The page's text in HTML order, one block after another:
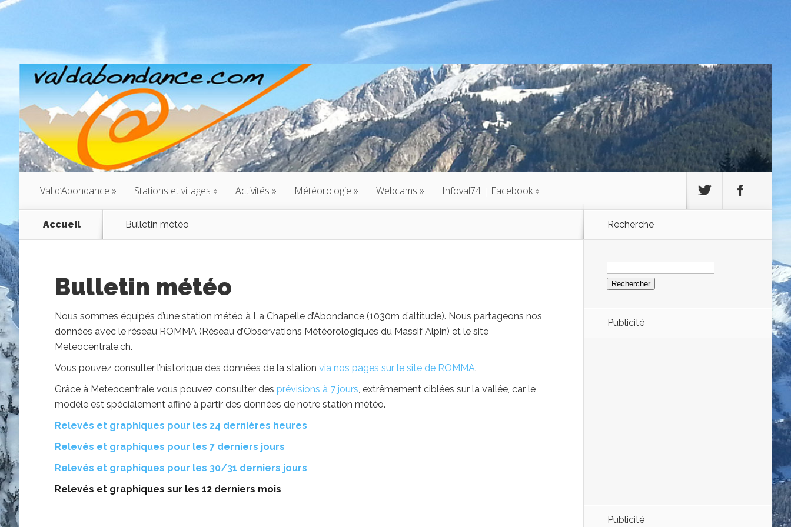
Val d’Abondance » Stations et villages » Activités » Météorologie » Webcams » Infoval74 | Facebook»
Accueil Bulletin météo
Bulletin météo
Nous sommes équipés d’une station météo à La Chapelle d’Abondance (1030m d’altitude). Nous partageons nos
données avec le réseau ROMMA (Réseau d’Observations Météorologiques du Massif Alpin) et le site
Meteocentrale.ch.
Vous pouvez consulter l’historique des données de la station via nos pages sur le site de ROMMA.
Grâce à Meteocentrale vous pouvez consulter des prévisions à 7 jours, extrêmement ciblées sur la vallée, car le
modèle est spécialement affiné à partir des données de notre station météo.
Relevés et graphiques pour les 24 dernières heures
Relevés et graphiques pour les 7 derniers jours
Relevés et graphiques pour les 30/31 derniers jours
Relevés et graphiques sur les 12 derniers mois
Recherche
Rechercher :
Publicité
Publicité